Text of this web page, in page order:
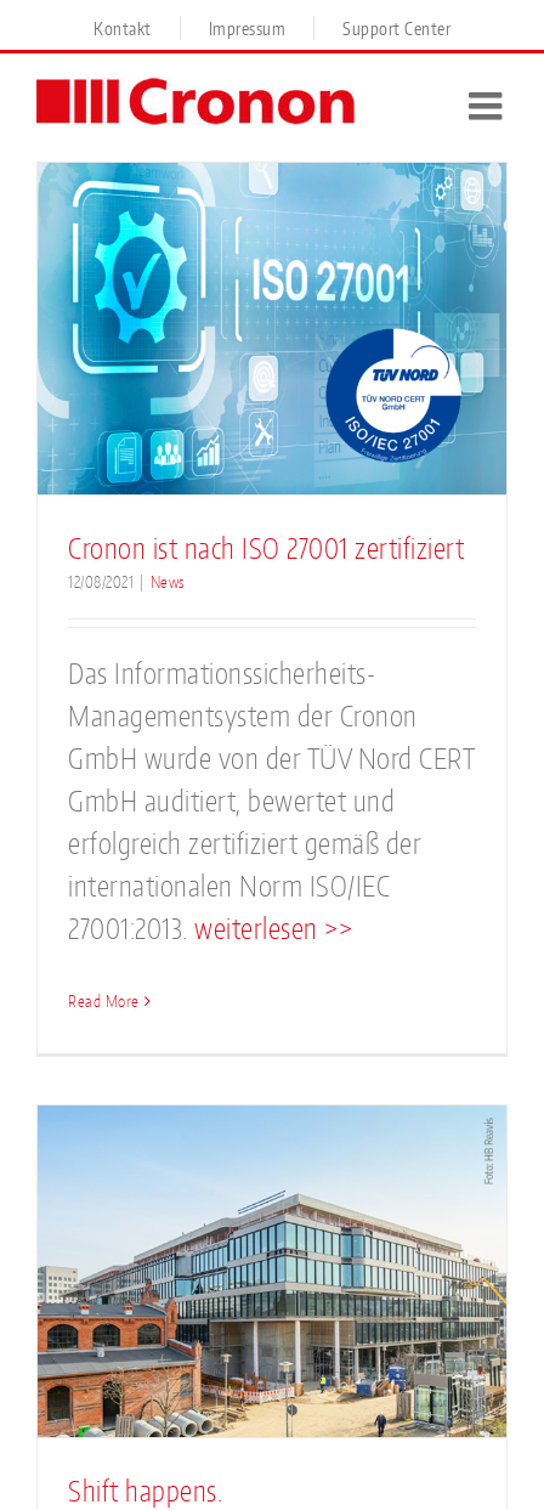
to
Kontakt Impressum Support Center
Cronon ist nach ISO 27001 zertifiziert
12/08/2021 News
Das Informationssicherheits-
Managementsystem der Cronon
GmbH wurde von der TÜV Nord CERT
GmbH auditiert, bewertet und
erfolgreich zertifiziert gemäß der
internationalen Norm ISO/IEC
27001:2013. weiterlesen >>
Read More
Shift happens.